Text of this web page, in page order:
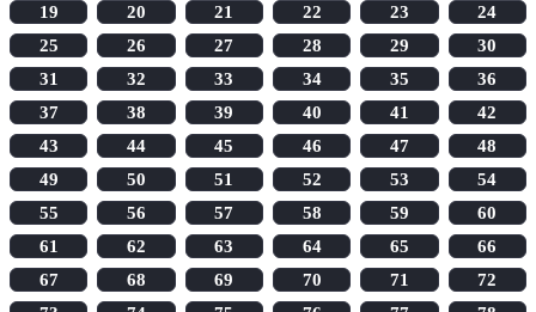
19
20 21 22 23
24
25
26 27 28 29
30
31
32 33 34 35
36
37
38 39 40 41
42
43
44 45 46 47
48
49
50 51 52 53
54
55
56 57 58 59
60
61
62 63 64 65
66
67
68 69 70 71
72